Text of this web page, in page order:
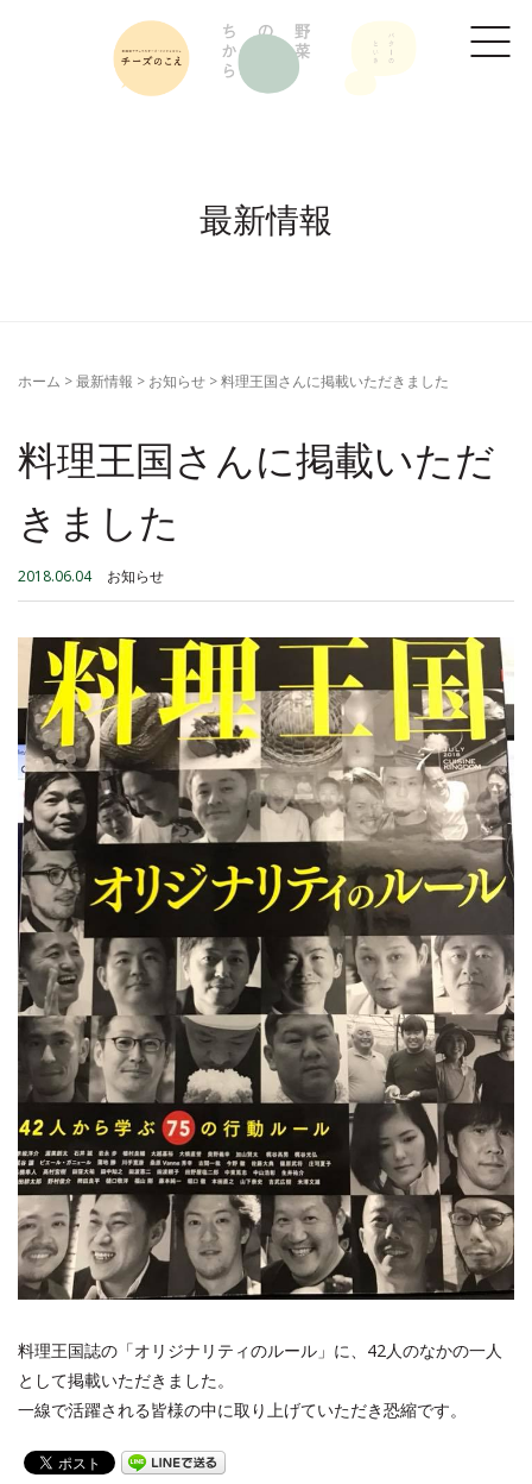
最新情報
ホーム >最新情報 > お知らせ >料理王国さんに掲載いただきました
料理王国さんに掲載いただ
きました
2018.06.04 お知らせ
料理王国誌の「オリジナリティのルール」に、42人のなかの一人
として掲載いただきました。
一線で活躍される皆様の中に取り上げていただき恐縮です。